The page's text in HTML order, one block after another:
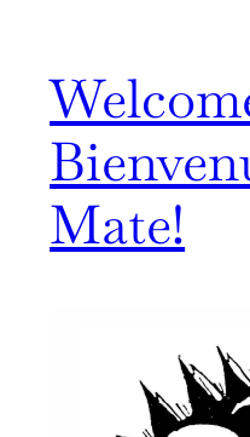
Mate!